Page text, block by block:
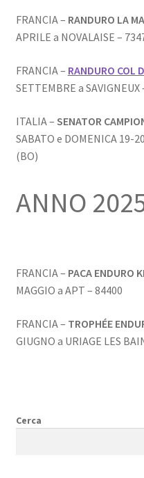
FRANCIA – RANDURO LA
APRILE a NOVALAISE –
FRANCIA – RANDURO COL
SETTEMBRE a
ITALIA – SENATOR
SABATO e DOMENICA 19-
(BO)
ANNO
FRANCIA – PACA ENDURO
MAGGIO a APT – 84400
FRANCIA – TROPHÉE
GIUGNO a URIAGE LES
Cerca